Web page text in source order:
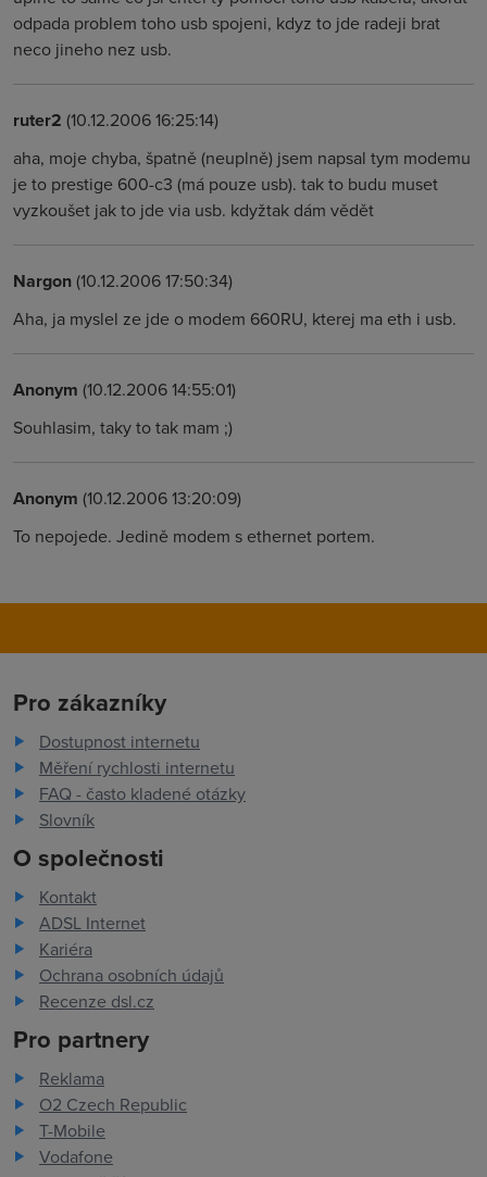
odpada problem toho usb spojeni, kdyz to jde radeji brat
neco jineho nez usb.
ruter2 (10.12.2006 16:25:14)
aha, moje chyba, špatně (neuplně) jsem napsal tym modemu
je to prestige 600-c3 (má pouze usb). tak to budu muset
vyzkoušet jak to jde via usb. kdyžtak dám vědět
Nargon(10.12.2006 17:50:34)
Aha, ja myslel ze jde o modem 660RU, kterej ma eth i usb.
Anonym (10.12.2006 14:55:01)
Souhlasim, taky to tak mam ;)
Anonym (10.12.2006 13:20:09)
To nepojede. Jedině modem s ethernet portem.
Pro zákazníky
Dostupnost internetu
Měření rychlosti internetu
FAQ - často kladené otázky
Slovník
O společnosti
Kontakt
ADSL Internet
Kariéra
Ochrana osobních údajů
Recenze dsl.cz
Pro partnery
Reklama
O2 Czech Republic
T-Mobile
Vodafone